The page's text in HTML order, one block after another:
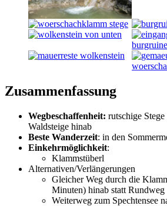
Zusammenfassung
Wegbeschaffenheit: rutschige
Waldsteige hinab
Beste Wanderzeit: in den
Einkehrmöglichkeit:
Klammstüberl
Alternativen/Verlängerungen
Gleicher Weg durch die
Minuten) hinab statt Rundweg
Weiterweg zum Spechtensee